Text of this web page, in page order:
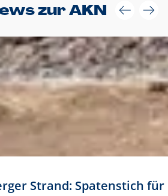
zur AKN
Strand: Spatenstich